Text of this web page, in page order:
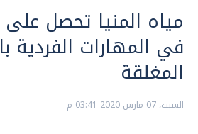
مياه المنيا تحصل على
في المهارات الفردية
المغلقة
السبت، 07 مارس 2020 03:41 م